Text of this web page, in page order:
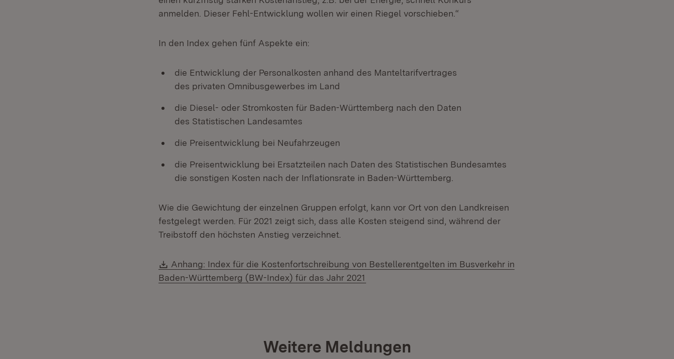
anmelden. Dieser Fehl-Entwicklung wollen wir einen Riegel vorschieben.“
In den Index gehen fünf Aspekte ein:
die Entwicklung der Personalkosten anhand des Manteltarifvertrages
des privaten Omnibusgewerbes im Land
die Diesel- oder Stromkosten für Baden-Württemberg nach den Daten
des Statistischen Landesamtes
die Preisentwicklung bei Neufahrzeugen
die Preisentwicklung bei Ersatzteilen nach Daten des Statistischen Bundesamtes
die sonstigen Kosten nach der Inflationsrate in Baden-Württemberg.
Wie die Gewichtung der einzelnen Gruppen erfolgt, kann vor Ort von den Landkreisen
festgelegt werden. Für 2021 zeigt sich, dass alle Kosten steigend sind, während der
Treibstoff den höchsten Anstieg verzeichnet.
Download:
Anhang: Index für die Kostenfortschreibung von Bestellerentgelten im Busverkehr in
Baden-Württemberg (BW-Index) für das Jahr 2021
Weitere Meldungen